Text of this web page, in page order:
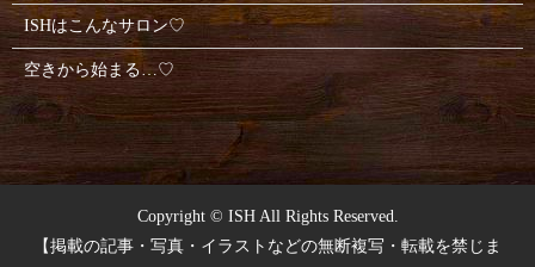
ISHはこんなサロン♡
空きから始まる…♡
Copyright © ISH All Rights Reserved.
【掲載の記事・写真・イラストなどの無断複写・転載を禁じま